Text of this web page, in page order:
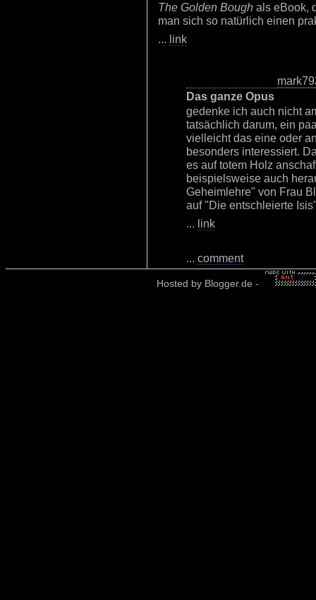
The Golden Bough als eBook,
man sich so natürlich einen
... link
Das ganze Opus
gedenke ich auch nicht
tatsächlich darum, ein
vielleicht das eine oder
besonders interessiert.
es auf totem Holz
beispielsweise auch
Geheimlehre" von Frau
auf "Die entschleierte
... link
... comment
Hosted by Blogger.de -